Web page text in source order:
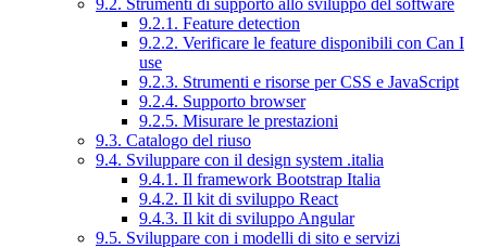
9.2. Strumenti di supporto allo sviluppo del software
9.2.1. Feature detection
9.2.2. Verificare le feature disponibili con Can I
use
9.2.3. Strumenti e risorse per CSS e JavaScript
9.2.4. Supporto browser
9.2.5. Misurare le prestazioni
9.3. Catalogo del riuso
9.4. Sviluppare con il design system .italia
9.4.1. Il framework Bootstrap Italia
9.4.2. Il kit di sviluppo React
9.4.3. Il kit di sviluppo Angular
9.5. Sviluppare con i modelli di sito e servizi